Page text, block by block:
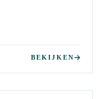
BEKIJKEN